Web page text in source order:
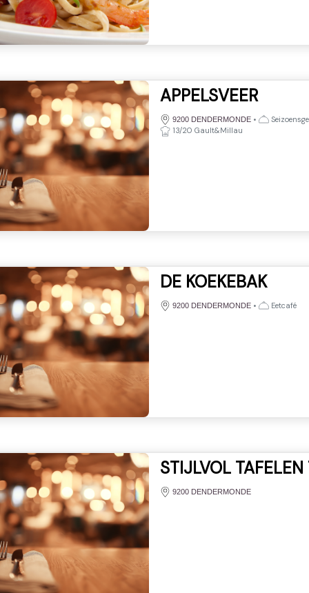
APPELSVEER
9200 DENDERMONDE •
13/20 Gault&Millau
DE KOEKEBAK
9200 DENDERMONDE • Eetcafé
STIJLVOL TAFELEN
9200 DENDERMONDE